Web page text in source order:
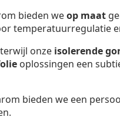
bieden weop maat
temperatuurregulatie
onze isolerende
oplossingen een
bieden we een